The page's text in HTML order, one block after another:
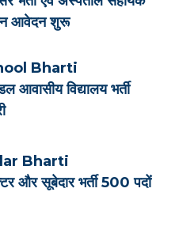
आवेदन शुरू
Bharti
विद्यालय भर्ती
Bharti
और सूबेदार भर्ती 500 पदों